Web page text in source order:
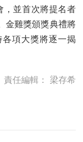
，並首次將提名者
金雞獎頒獎典禮將
項大獎將逐一揭
責任編輯： 梁存希